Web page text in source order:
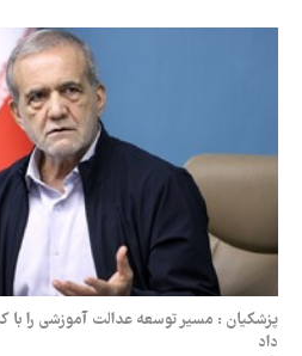
پزشکیان : مسیر توسعه عدالت آموزشی را با
داد